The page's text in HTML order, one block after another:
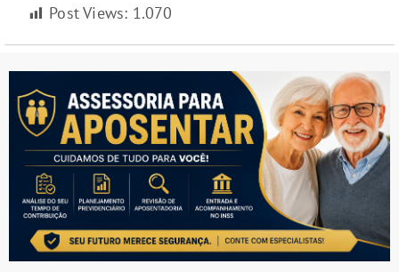
Post Views: 1.070